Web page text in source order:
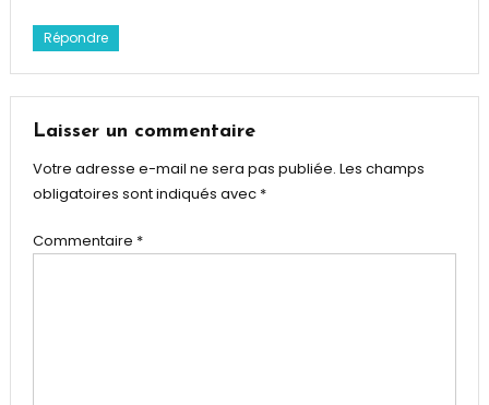
Répondre
Laisser un commentaire
Votre adresse e-mail ne sera pas publiée. Les champs
obligatoires sont indiqués avec *
Commentaire *